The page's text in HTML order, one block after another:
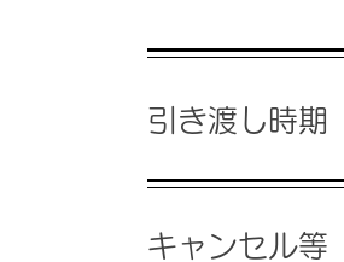
引き渡し時期
キャンセル等